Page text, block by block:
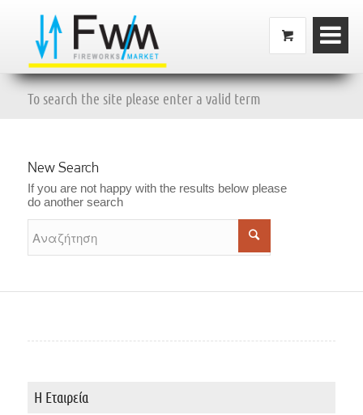
To search the site please enter a valid term
New Search
If you are not happy with the results below please
do another search
Η Εταιρεία